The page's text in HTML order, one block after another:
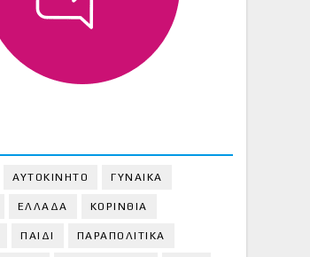
ΑΥΤΟΚΙΝΗΤΟ ΓΥΝΑΙΚΑ
ΕΛΛΑΔΑ ΚΟΡΙΝΘΙΑ
ΠΑΙΔΙ ΠΑΡΑΠΟΛΙΤΙΚΑ